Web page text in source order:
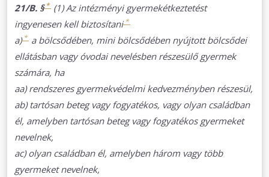
21/B. §* (1) Az intézményi gyermekétkeztetést
ingyenesen kell biztosítani*
a)* a bölcsődében, mini bölcsődében nyújtott bölcsődei
ellátásban vagy óvodai nevelésben részesülő gyermek
számára, ha
aa) rendszeres gyermekvédelmi kedvezményben részesül,
ab) tartósan beteg vagy fogyatékos, vagy olyan családban
él, amelyben tartósan beteg vagy fogyatékos gyermeket
nevelnek,
ac) olyan családban él, amelyben három vagy több
gyermeket nevelnek,